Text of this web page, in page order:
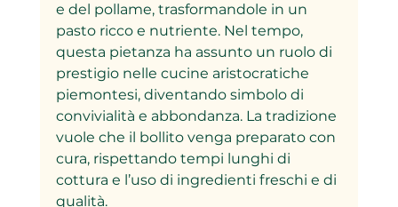
e del pollame, trasformandole in un
pasto ricco e nutriente. Nel tempo,
questa pietanza ha assunto un ruolo di
prestigio nelle cucine aristocratiche
piemontesi, diventando simbolo di
convivialità e abbondanza. La tradizione
vuole che il bollito venga preparato con
cura, rispettando tempi lunghi di
cottura e l’uso di ingredienti freschi e di
qualità.